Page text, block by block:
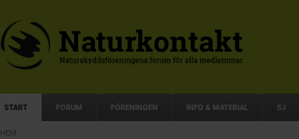
START FORUM FÖRENINGEN INFO & MATERIAL SJ
HEM